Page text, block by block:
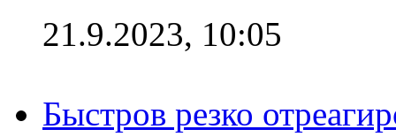
21.9.2023, 10:05
Быстров резко